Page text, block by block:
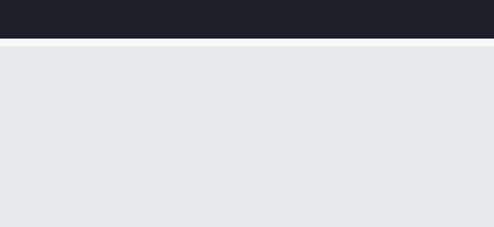
ッ
カートは空です